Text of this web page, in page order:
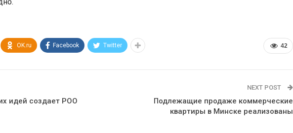
42
OK.ru Facebook Twitter
идей создает РОО
NEXT POST
Подлежащие продаже коммерческие
квартиры в Минске реализованы